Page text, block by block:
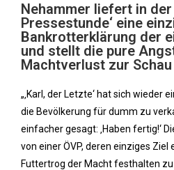
Nehammer liefert in der
Pressestunde‘ eine
Bankrotterklärung der
und stellt die pure
Machtverlust zur Schau
„‚Karl, der Letzte‘ hat sich wieder
die Bevölkerung für dumm zu
einfacher gesagt: ‚Haben fertig!‘
von einer ÖVP, deren einziges Ziel
Futtertrog der Macht festhalten